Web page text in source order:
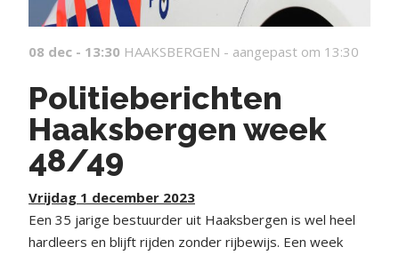
08 dec - 13:30 HAAKSBERGEN - aangepast om 13:30
Politieberichten
Haaksbergen week
48/49
Vrijdag 1 december 2023
Een 35 jarige bestuurder uit Haaksbergen is wel heel
hardleers en blijft rijden zonder rijbewijs. Een week